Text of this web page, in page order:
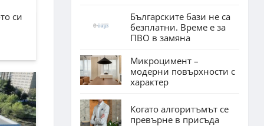
си
Българските бази не са
безплатни. Време е за
ПВО в замяна
Микроцимент –
модерни повърхности с
характер
Когато алгоритъмът се
превърне в присъда